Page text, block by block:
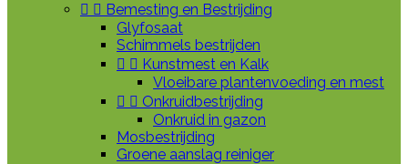
  Bemesting en Bestrijding
Glyfosaat
Schimmels bestrijden
  Kunstmest en Kalk
Vloeibare plantenvoeding en mest
  Onkruidbestrijding
Onkruid in gazon
Mosbestrijding
Groene aanslag reiniger